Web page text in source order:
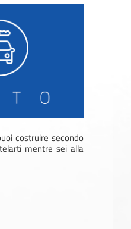
costruire secondo
mentre sei alla